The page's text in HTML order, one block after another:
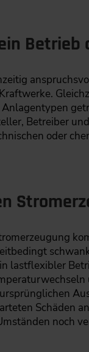
Betrieb
Betreiber
oder
lastflexibler
Schäden
noch